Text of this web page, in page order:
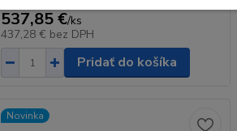
537,85 €/ks
437,28 € bez DPH
Pridať do košíka
Novinka